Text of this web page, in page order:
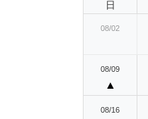
日
08/02
08/09
▲
08/16